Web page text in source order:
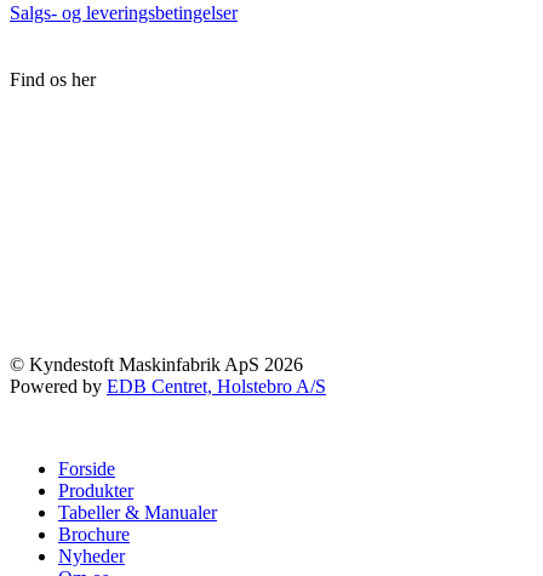
Salgs- og leveringsbetingelser
Find os her
© Kyndestoft Maskinfabrik ApS 2026
Powered by EDB Centret, Holstebro A/S
Forside
Produkter
Tabeller & Manualer
Brochure
Nyheder